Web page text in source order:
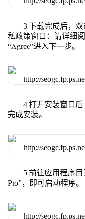
3.下载完成后，
私政策窗口：请详细
“Agree”进入下一步。
4.打开安装窗口
完成安装。
5.前往应用程序
Pro”，即可启动程序。